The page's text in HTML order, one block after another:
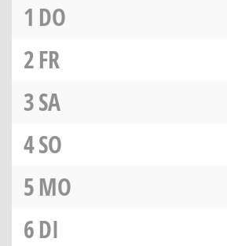
1 DO
2FR
3SA
4SO
5MO
6DI